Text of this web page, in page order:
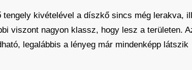
kivételével a díszkő sincs még lerakva,
viszont nagyon klassz, hogy lesz a területen.
legalábbis a lényeg már mindenképp látszik